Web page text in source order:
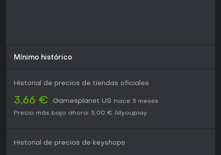
Mínimo histórico
Historial de precios de tiendas oficiales
3,66 € Gamesplanet US
hace 3 meses
Precio más bajo ahora: 5,00 € Allyouplay
Historial de precios de keyshops